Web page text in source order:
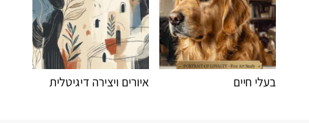
איורים ויצירה דיגיטלית בעלי חיים